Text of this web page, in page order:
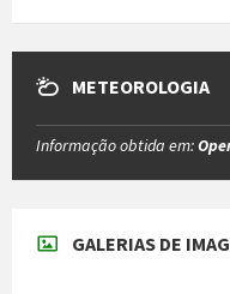
METEOROLOGIA
Informação obtida em:
GALERIAS DE